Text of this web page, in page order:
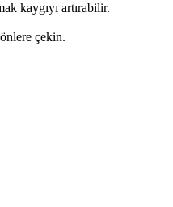
kaygıyı artırabilir.
çekin.